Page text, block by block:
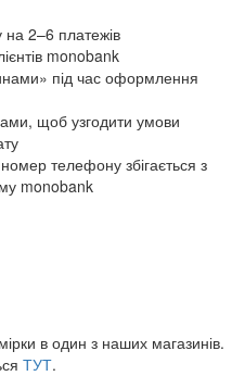
на 2–6 платежів
monobank
під час оформлення
щоб узгодити умови
телефону збігається з
monobank
в один з наших магазинів.
ТУТ.